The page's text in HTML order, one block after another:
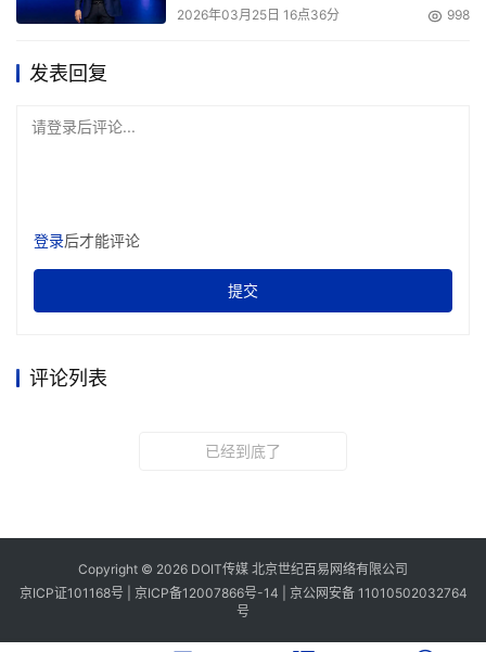
2026年03月25日 16点36分 998
发表回复
请登录后评论...
登录后才能评论
提交
评论列表
已经到底了
Copyright © 2026 DOIT传媒 北京世纪百易网络有限公司
京ICP证101168号 | 京ICP备12007866号-14
京公网安备 11010502032764
号